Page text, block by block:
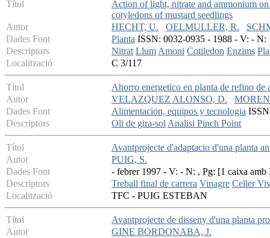
Títol
Action of light, nitrate and ammonium
cotyledons of mustard seedlings
Autor
HECHT, U. OELMULLER, R.
Dades Font
Planta ISSN: 0032-0935 - 1988 - V: - N:
Descriptors
Nitrat LlumAmoni Cotiledon Enzims
Localització
C 3/117
Títol
Ahorro energetico en planta de refino de
Autor
VELAZQUEZ ALONSO, D.
Dades Font
Alimentacion, equipos y tecnologia
Descriptors
Oli de gira-solAnalisi Pinch Point
Títol
Avantprojecte d'adaptacio d'una planta
Autor
PUIG, S.
Dades Font
- febrer 1997 - V: - N: , Pg: [1 caixa amb
Descriptors
Treball final de carrera Vinagre Celler
Localització
TFC - PUIG ESTEBAN
Títol
Avantprojecte de disseny d'una planta
Autor
GINE BORDONABA, J.